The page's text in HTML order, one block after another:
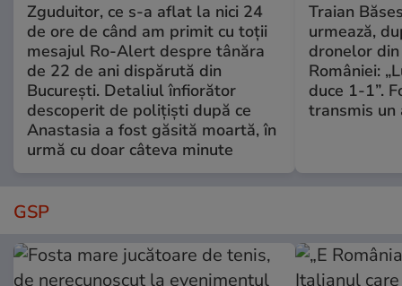
Zguduitor, ce s-a aflat la nici 24
de ore de când am primit cu toții
mesajul Ro-Alert despre tânăra
de 22 de ani dispărută din
București. Detaliul înfiorător
descoperit de polițiști după ce
Anastasia a fost găsită moartă, în
urmă cu doar câteva minute
Traian
urmează,
dronelor
României:
duce 1-1”.
transmis un
GSP